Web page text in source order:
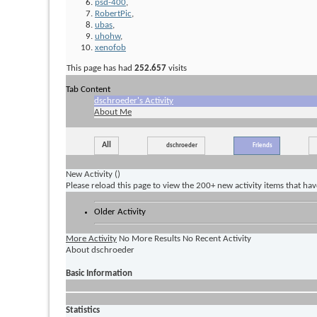
psd-400,
RobertPic,
ubas,
uhohw,
xenofob
This page has had 252.657 visits
Tab Content
dschroeder's Activity
About Me
All dschroeder Friends
New Activity ()
Please reload this page to view the 200+ new activity items that
Older Activity
More Activity No More Results No Recent Activity
About dschroeder
Basic Information
Statistics